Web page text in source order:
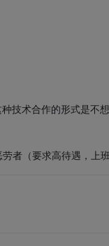
技术合作的形式是不
者（要求高待遇，上